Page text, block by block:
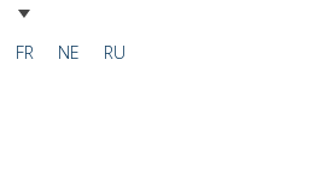
FR NE RU